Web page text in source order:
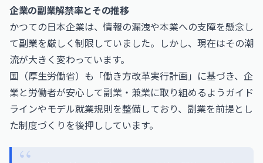
企業の副業解禁率とその推移
かつての日本企業は、情報の漏洩や本業への支障を懸念し
て副業を厳しく制限していました。しかし、現在はその潮
流が大きく変わっています。
国（厚生労働省）も「働き方改革実行計画」に基づき、企
業と労働者が安心して副業・兼業に取り組めるようガイド
ラインやモデル就業規則を整備しており、副業を前提とし
た制度づくりを後押ししています。